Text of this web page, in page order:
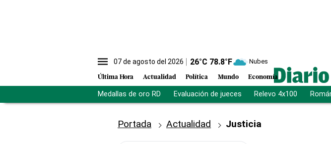
07 de agosto del 2026 26°C 78.8°F Nubes
Última Hora Actualidad Política Mundo Economía
Medallas de oro RD Evaluación de jueces Relevo 4x100
Portada Actualidad Justicia